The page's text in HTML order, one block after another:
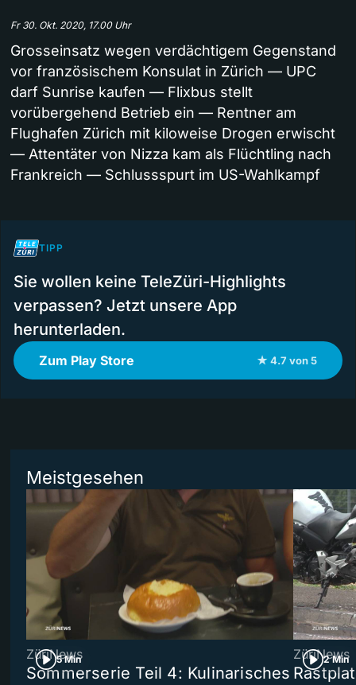
Fr 30. Okt. 2020, 17.00 Uhr
Grosseinsatz wegen verdächtigem Gegenstand
vor französischem Konsulat in Zürich — UPC
darf Sunrise kaufen — Flixbus stellt
vorübergehend Betrieb ein — Rentner am
Flughafen Zürich mit kiloweise Drogen erwischt
— Attentäter von Nizza kam als Flüchtling nach
Frankreich — Schlussspurt im US-Wahlkampf
TIPP
Sie wollen keine TeleZüri-Highlights
verpassen? Jetzt unsere App
herunterladen.
Zum Play Store ★ 4.7 von 5
Meistgesehen
5 Min
ZüriNews
Sommerserie Teil 4: Kulinarisches
2 Min
ZüriNews